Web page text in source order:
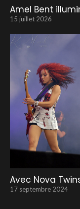
Amel Bent
15 juillet 2026
Avec Nova
17 septembre 2024